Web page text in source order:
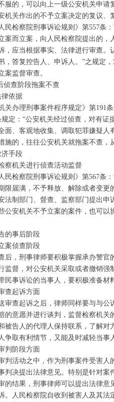
服的，可以向上一级公安机关申请
机关作出的不予立案决定的复议、
民检察院刑事诉讼规则》第557条
案而立案，向人民检察院提出的
，应当根据事实、法律进行审查
，答复控告人、申诉人。”之规定
案监督审查。
侦查阶段拖案不查
律依据
关办理刑事案件程序规定》第191
规定：“公安机关经过侦查，对有
面、客观地收集、调取犯罪嫌疑人
施的，往往公安机关就拖案不查，
济手段
察机关进行侦查活动监督
民检察院刑事诉讼规则》第567条
限届满，不予释放、解除或者变更
法制部门、督查、监察部门提出申
公安机关不予立案的案件，也可以
的事后阶段
案侦查阶段
后，刑事律师要积极掌握承办警
监督，对公安机关采取或者撤销强
民事诉讼的当事人，要积极准备材
查起诉方面
审查起诉之后，律师同样要与与
的意愿并进行谈判，监督检察机关
被告人的代理人保持联系，了解
争取有利情节，又能及时减轻当事
判阶段方面
判活动之中，作为刑事案件受害
判决提出法律意见。特别是针对案
的结果，刑事律师可以提出法律意
。人民检察院自收到被害人及其法